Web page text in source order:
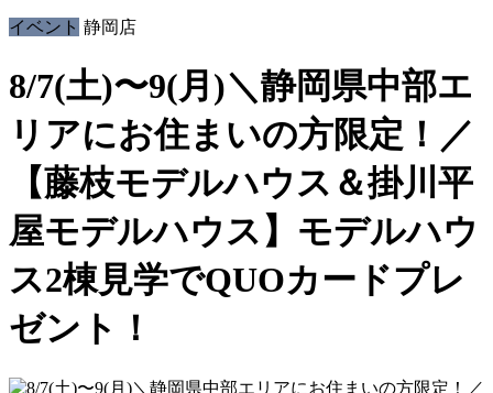
イベント 静岡店
8/7(土)〜9(月)＼静岡県中部エ
リアにお住まいの方限定！／
【藤枝モデルハウス＆掛川平
屋モデルハウス】モデルハウ
ス2棟見学でQUOカードプレ
ゼント！